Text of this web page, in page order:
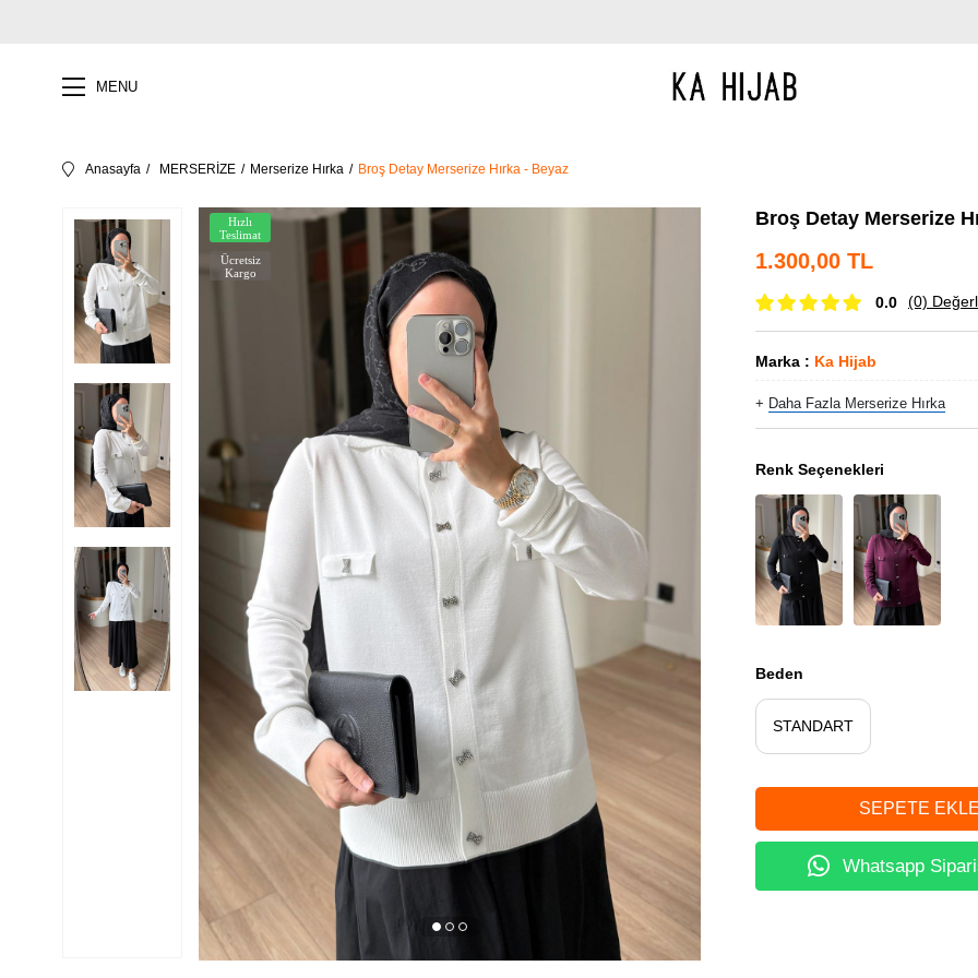
MENU
Anasayfa MERSERİZE Merserize Hırka Broş Detay Merserize Hırka - Beyaz
Ücretsiz
Kargo
Hızlı
Teslimat
Broş Detay Merserize
1.300,00 TL
0.0 (0)
Marka : Ka Hijab
+ Daha Fazla Merserize Hırka
Renk Seçenekleri
Beden
STANDART
Whatsapp